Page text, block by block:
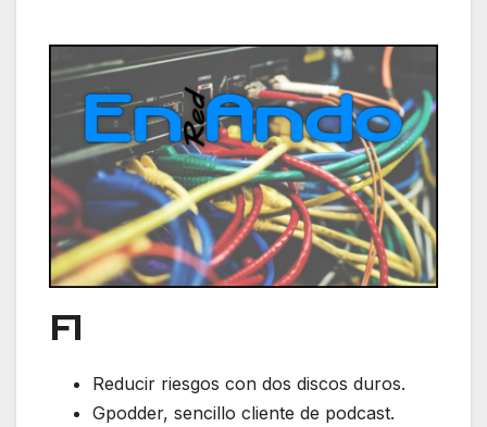
F1
Reducir riesgos con dos discos duros.
Gpodder, sencillo cliente de podcast.